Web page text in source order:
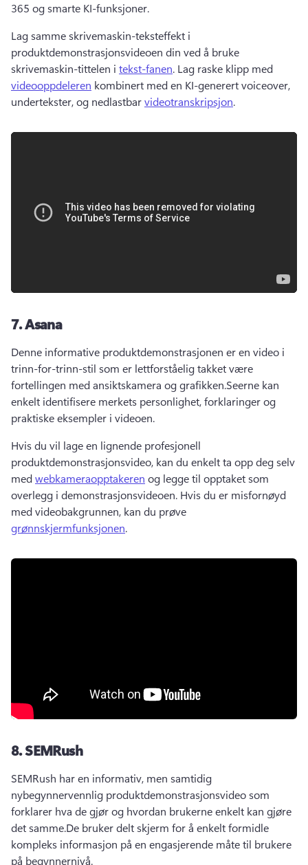
365 og smarte KI-funksjoner.
Lag samme skrivemaskin-teksteffekt i
produktdemonstrasjonsvideoen din ved å bruke
skrivemaskin-tittelen i tekst-fanen. Lag raske klipp med
videooppdeleren kombinert med en KI-generert voiceover,
undertekster, og nedlastbar videotranskripsjon.
7.Asana
Denne informative produktdemonstrasjonen er en video i
trinn-for-trinn-stil som er lettforståelig takket være
fortellingen med ansiktskamera og grafikken.Seerne kan
enkelt identifisere merkets personlighet, forklaringer og
praktiske eksempler i videoen.
Hvis du vil lage en lignende profesjonell
produktdemonstrasjonsvideo, kan du enkelt ta opp deg selv
med webkameraopptakeren og legge til opptaket som
overlegg i demonstrasjonsvideoen. Hvis du er misfornøyd
med videobakgrunnen, kan du prøve
grønnskjermfunksjonen.
8.SEMRush
SEMRush har en informativ, men samtidig
nybegynnervennlig produktdemonstrasjonsvideo som
forklarer hva de gjør og hvordan brukerne enkelt kan gjøre
det samme.De bruker delt skjerm for å enkelt formidle
kompleks informasjon på en engasjerende måte til brukere
på begynnernivå.